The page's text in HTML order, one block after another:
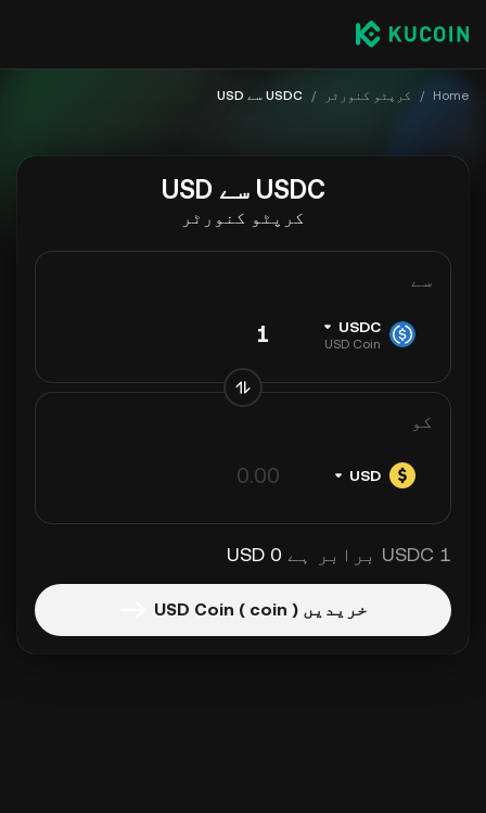
Home
/ کرپٹو کنورٹر / USDC سے USD
USDC سے USD
کرپٹو کنورٹر
سے
USDC
USD Coin
کو
USD
1 USDC برابر ہے 0 USD
خریدیں USD Coin ( coin )